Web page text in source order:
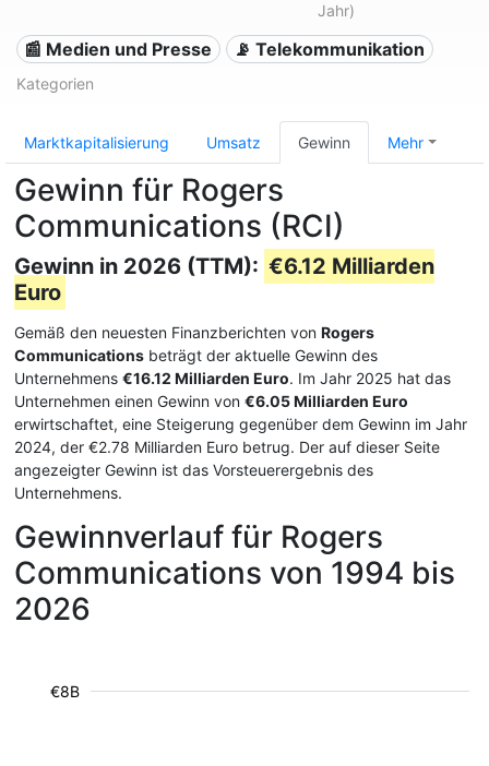
Jahr)
📰 Medien und Presse 📡 Telekommunikation
Kategorien
Marktkapitalisierung Umsatz Gewinn Mehr
Gewinn für Rogers
Communications (RCI)
Gewinn in 2026 (TTM): €6.12 Milliarden
Euro
Gemäß den neuesten Finanzberichten von Rogers
Communications beträgt der aktuelle Gewinn des
Unternehmens €16.12 Milliarden Euro. Im Jahr 2025 hat das
Unternehmen einen Gewinn von €6.05 Milliarden Euro
erwirtschaftet, eine Steigerung gegenüber dem Gewinn im Jahr
2024, der €2.78 Milliarden Euro betrug. Der auf dieser Seite
angezeigter Gewinn ist das Vorsteuerergebnis des
Unternehmens.
Gewinnverlauf für Rogers
Communications von 1994 bis
2026
€8B